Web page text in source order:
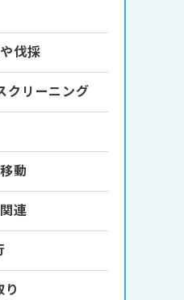
伐採
クリーニング
動
連